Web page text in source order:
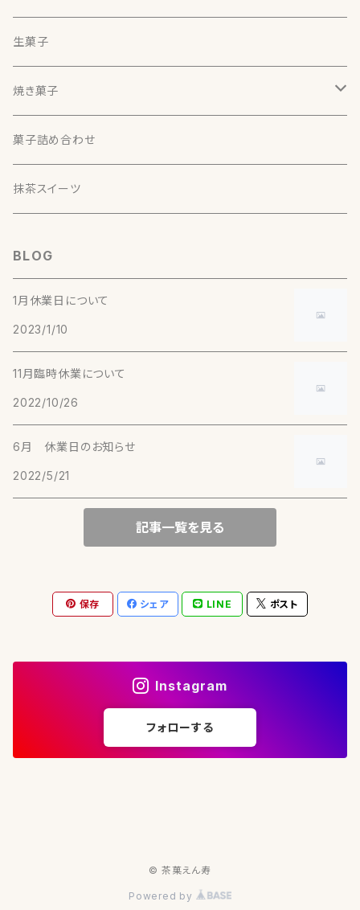
ほうじ茶大福（４個入）
ほうじ茶大福（６個入）
最中
最中（６個入）
最中（１２個入）
美柑
美柑（２個入）
美柑（３個入）
おかき
おかき（味千枚）
おかき（たまり焼）
季節の生菓子
当月の生菓子（１０個入）
するがわせ（30g）【煎茶】
さえみどり（30g）【煎茶】
おくはるか（30g）【煎茶】
諸子沢（静岡）
黄金みどり（30g）
本山（静岡）
香寿（30g）【釜炒り茶】
藤枝（静岡）
藤かおり（30g）【釜炒り茶】
牧之原（静岡）
実生在来 2016年生産終了（30g）【煎茶】
やぶきた 純煎茶（30g）【煎茶】
おくみどり（30g）【煎茶】
やまかい（30g）【煎茶】
宇治（京都）
やぶきた（30g）【煎茶】
こまかげ（30g）【玉露】
あさひ（30g）【玉露】
（20g）【有機抹茶】
実生在来 萎凋煎茶（30g）【煎茶】
告（熊本）
実生在来（30g）【釜炒り茶】
生菓子
焼き菓子
どら焼き
菓子詰め合わせ
抹茶スイーツ
BLOG
1月休業日について
2023/1/10
11月臨時休業について
2022/10/26
6月 休業日のお知らせ
2022/5/21
記事一覧を見る
保存 シェア LINE ポスト
Instagram
フォローする
© 茶菓えん寿
Powered by